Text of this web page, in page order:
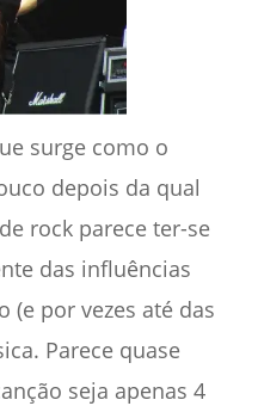
surge como o
depois da qual
rock parece ter-se
das influências
(e por vezes até das
Parece quase
seja apenas 4